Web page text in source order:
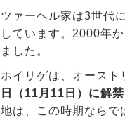
ツァーヘル家は3世代
しています。2000年
ました。
ホイリゲは、オース
日（11月11日）に解禁
地は、この時期ならで